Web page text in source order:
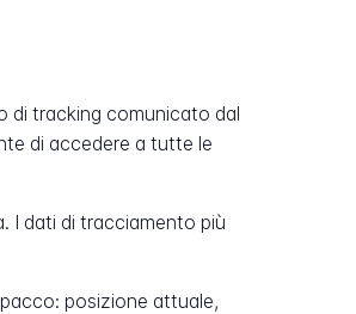
di tracking comunicato dal
di accedere a tutte le
I dati di tracciamento più
posizione attuale,